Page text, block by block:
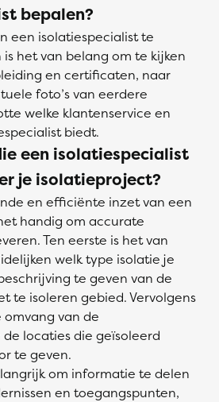
bepalen?
een isolatiespecialist te
het van belang om te kijken
en certificaten, naar
foto’s van eerdere
welke klantenservice en
biedt.
een isolatiespecialist
je isolatieproject?
en efficiënte inzet van een
handig om accurate
Ten eerste is het van
welk type isolatie je
te geven van de
te isoleren gebied. Vervolgens
van de
locaties die geïsoleerd
te geven.
om informatie te delen
en toegangspunten,